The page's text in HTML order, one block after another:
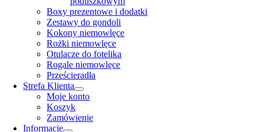
Boxy prezentowe i dodatki
Zestawy do gondoli
Kokony niemowlęce
Rożki niemowlęce
Otulacze do fotelika
Rogale niemowlęce
Prześcieradła
Strefa Klienta
Moje konto
Koszyk
Zamówienie
Informacje